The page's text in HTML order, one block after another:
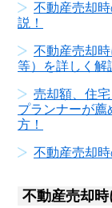
不動産売却
説！
不動産売却
等）を詳しく解
売却額、住
プランナーが薦
方！
不動産売却
不動産売却